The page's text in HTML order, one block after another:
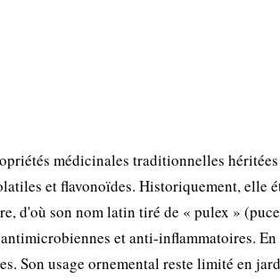
médicinales traditionnelles
et flavonoïdes. Historiquement, elle
d'où son nom latin tiré de « pulex »
et anti-inflammatoires.
Son usage ornemental reste limité en